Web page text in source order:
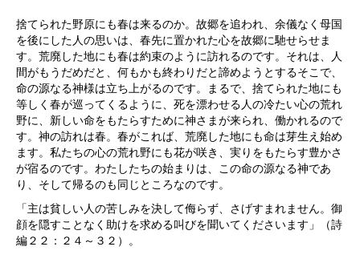
捨てられた野原にも春は来るのか。故郷を追われ、余儀なく母国
を後にした人の思いは、春先に置かれた心を故郷に馳せらせま
す。荒廃した地にも春は約束のように訪れるのです。それは、人
間がもうだめだと、何もかも終わりだと諦めようとするそこで、
命の源なる神様は立ち上がるのです。まるで、捨てられた地にも
等しく春が巡ってくるように、死を漂わせる人の冷たい心の荒れ
野に、新しい命をもたらすために神さまが来られ、働かれるので
す。神の訪れは春。春がこれば、荒廃した地にも命は芽生え始め
ます。私たちの心の荒れ野にも花が咲き、実りをもたらす豊かさ
が宿るのです。わたしたちの始まりは、この命の源なる神であ
り、そして帰るのも同じところなのです。
「主は貧しい人の苦しみを決して侮らず、さげすまれません。御
顔を隠すことなく助けを求める叫びを聞いてくださいます」（詩
編２２：２４～３２）。